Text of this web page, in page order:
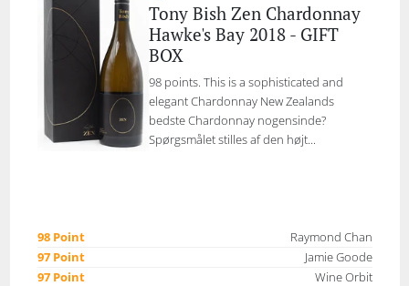
Tony Bish Zen Chardonnay
Hawke's Bay 2018 - GIFT
BOX
98 points. This is a sophisticated and
elegant Chardonnay New Zealands
bedste Chardonnay nogensinde?
Spørgsmålet stilles af den højt...
98 Point
Raymond Chan
97 Point
Jamie Goode
97 Point
Wine Orbit